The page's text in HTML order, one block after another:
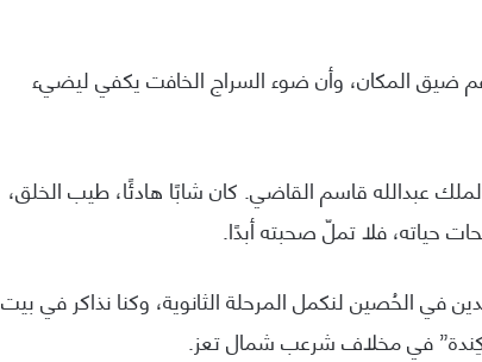
ضيق المكان، وأن ضوء السراج الخافت يكفي ليضيء
عبدالله قاسم القاضي. كان شابًا هادئًا، طيب الخلق،
حياته، فلا تملّ صحبته أبدًا.
في الحُصين لنكمل المرحلة الثانوية، وكنا نذاكر في بيت
“كِندة” في مخلاف شرعب شمال تعز.